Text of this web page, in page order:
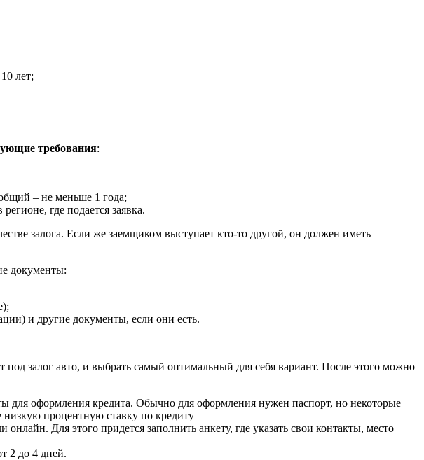
лет;
требования:
– не меньше 1 года;
где подается заявка.
залога. Если же заемщиком выступает кто-то другой, он должен иметь
документы:
и другие документы, если они есть.
залог авто, и выбрать самый оптимальный для себя вариант. После этого можно
для оформления кредита. Обычно для оформления нужен паспорт, но некоторые
процентную ставку по кредиту
Для этого придется заполнить анкету, где указать свои контакты, место
2 до 4 дней.